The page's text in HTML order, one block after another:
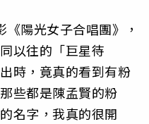
陽光女子合唱團》，
以往的「巨星待
時，竟真的看到有粉
些都是陳孟賢的粉
名字，我真的很開